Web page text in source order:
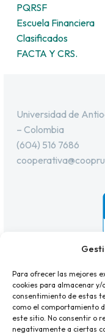
Para ofrecer las mejores
cookies para almacenar
consentimiento de estas
como el comportamiento
este sitio. No consentir o
negativamente a ciertas
PQRSF
Escuela Financiera
Clasificados
FACTA Y CRS.
Universidad de
– Colombia
(604) 516 7686